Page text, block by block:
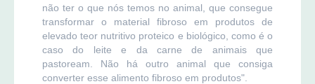
não ter o que nós temos no animal, que consegue
transformar o material fibroso em produtos de
elevado teor nutritivo proteico e biológico, como é o
caso do leite e da carne de animais que
pastoream. Não há outro animal que consiga
converter esse alimento fibroso em produtos".